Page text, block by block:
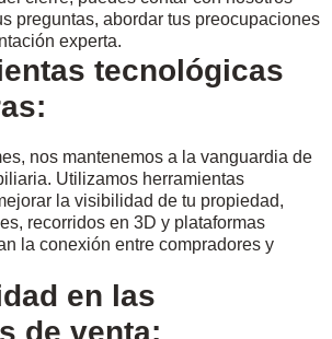
preguntas, abordar tus preocupaciones
experta.
tecnológicas
nos mantenemos a la vanguardia de
Utilizamos herramientas
la visibilidad de tu propiedad,
recorridos en 3D y plataformas
la conexión entre compradores y
en las
de venta: